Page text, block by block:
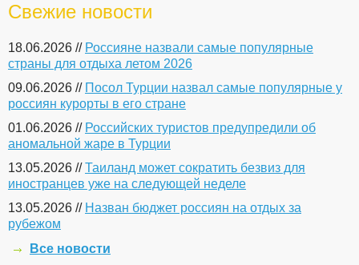
Свежие новости
18.06.2026 // Россияне назвали самые популярные
страны для отдыха летом 2026
09.06.2026 // Посол Турции назвал самые популярные у
россиян курорты в его стране
01.06.2026 // Российских туристов предупредили об
аномальной жаре в Турции
13.05.2026 //Таиланд может сократить безвиз для
иностранцев уже на следующей неделе
13.05.2026 // Назван бюджет россиян на отдых за
рубежом
Все новости